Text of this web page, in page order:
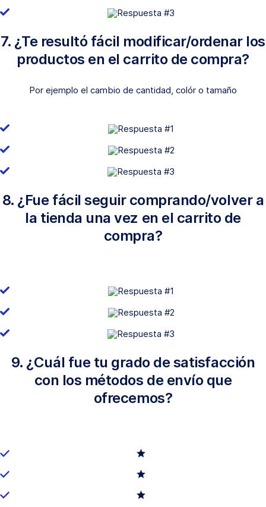
7. ¿Te resultó fácil modificar/ordenar los
productos en el carrito de compra?
Por ejemplo el cambio de cantidad, colór o tamaño
8. ¿Fue fácil seguir comprando/volver a
la tienda una vez en el carrito de
compra?
9. ¿Cuál fue tu grado de satisfacción
con los métodos de envío que
ofrecemos?